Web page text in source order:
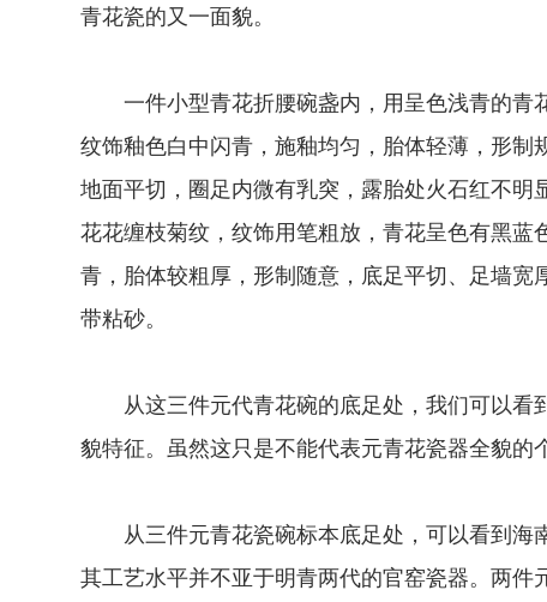
青花瓷的又一面貌。
一件小型青花折腰碗盏内，用呈色浅青的青
纹饰釉色白中闪青，施釉均匀，胎体轻薄，形制
地面平切，圈足内微有乳突，露胎处火石红不
花花缠枝菊纹，纹饰用笔粗放，青花呈色有黑蓝
青，胎体较粗厚，形制随意，底足平切、足墙
带粘砂。
从这三件元代青花碗的底足处，我们可以看
貌特征。虽然这只是不能代表元青花瓷器全貌的
从三件元青花瓷碗标本底足处，可以看到海
其工艺水平并不亚于明青两代的官窑瓷器。两